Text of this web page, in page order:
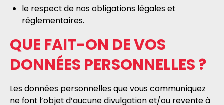
le respect de nos obligations légales et
réglementaires.
QUE FAIT-ON DE VOS
DONNÉES PERSONNELLES ?
Les données personnelles que vous communiquez
ne font l’objet d’aucune divulgation et/ou revente à